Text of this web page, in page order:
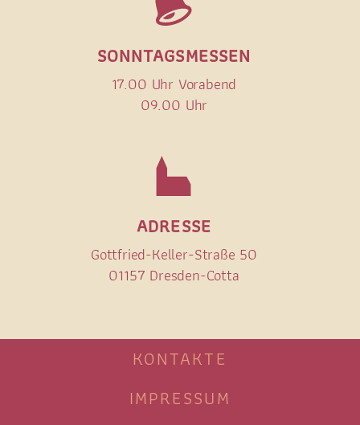
SONNTAGSMESSEN
17.00 Uhr Vorabend
09.00 Uhr
ADRESSE
Gottfried-Keller-Straße 50
01157 Dresden-Cotta
KONTAKTE
IMPRESSUM